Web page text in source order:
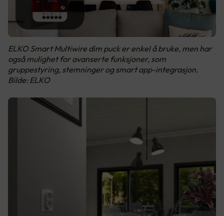
ELKO Smart Multiwire dim puck er enkel å bruke, men har
også mulighet for avanserte funksjoner, som
gruppestyring, stemninger og smart app-integrasjon.
Bilde: ELKO